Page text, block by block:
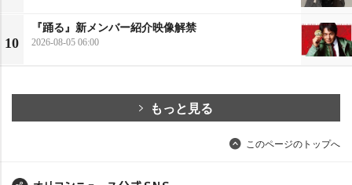
10
『踊る』新メンバー紹介映像解禁
2026-08-05 06:00
もっと見る
このページのトップへ